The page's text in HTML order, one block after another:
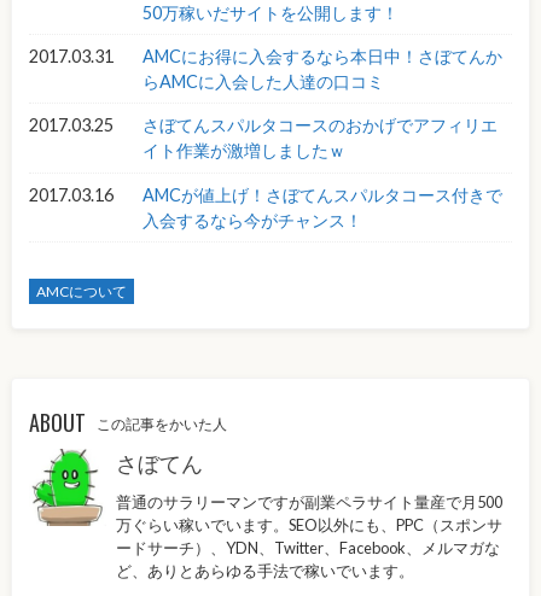
50万稼いだサイトを公開します！
2017.03.31
AMCにお得に入会するなら本日中！さぼてんか
らAMCに入会した人達の口コミ
2017.03.25
さぼてんスパルタコースのおかげでアフィリエ
イト作業が激増しましたｗ
2017.03.16
AMCが値上げ！さぼてんスパルタコース付きで
入会するなら今がチャンス！
AMCについて
ABOUT この記事をかいた人
さぼてん
普通のサラリーマンですが副業ペラサイト量産で月500
万ぐらい稼いでいます。SEO以外にも、PPC（スポンサ
ードサーチ）、YDN、Twitter、Facebook、メルマガな
ど、ありとあらゆる手法で稼いでいます。